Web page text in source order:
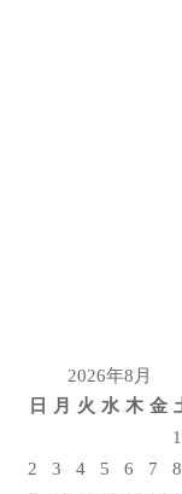
2026年8月
日
月 火 水 木 金
1
2
3 4 5 6 7
8